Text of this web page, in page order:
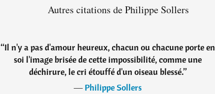
Autres citations de Philippe Sollers
“Il n'y a pas d'amour heureux, chacun ou chacune porte en
soi l'image brisée de cette impossibilité, comme une
déchirure, le cri étouffé d'un oiseau blessé.”
―Philippe Sollers